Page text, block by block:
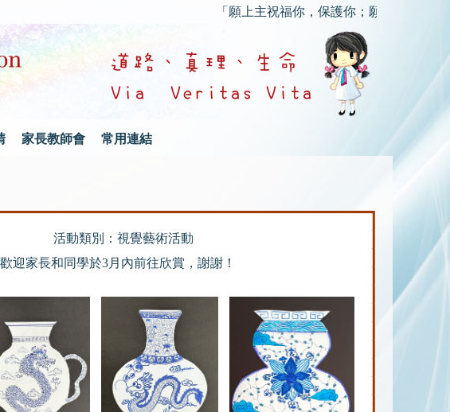
「願上主祝福你，保護你；願上主的慈顏
家長教師會 常用連結
活動類別：視覺藝術活動
迎家長和同學於3月內前往欣賞，謝謝！